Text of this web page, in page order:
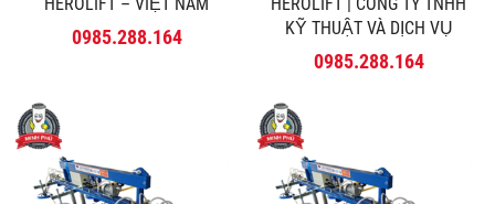
0985.288.164
KỸ THUẬT VÀ DỊCH VỤ
MINH PHÚ
0985.288.164